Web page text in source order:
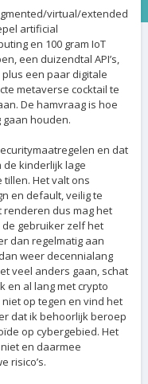
virtual/extended
artificial
en 100 gram IoT
een duizendtal API’s,
een paar digitale
metaverse cocktail te
De hamvraag is hoe
gaan houden.
en dat
kinderlijk lage
Het valt ons
en default, veilig te
dus mag het
gebruiker zelf het
dan regelmatig aan
weer decennialang
veel anders gaan, schat
en al lang met crypto
op tegen en vind het
dat ik behoorlijk beroep
op cybergebied. Het
en daarmee
risico’s.